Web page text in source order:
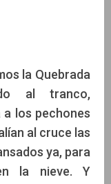
la Quebrada
al tranco,
a los pechones
al cruce las
ya, para
la nieve. Y